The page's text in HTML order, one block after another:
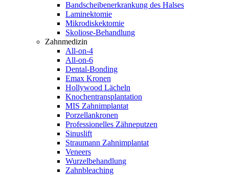
Bandscheibenerkrankung des Halses
Laminektomie
Mikrodiskektomie
Skoliose-Behandlung
Zahnmedizin
All-on-4
All-on-6
Dental-Bonding
Emax Kronen
Hollywood Lächeln
Knochentransplantation
MIS Zahnimplantat
Porzellankronen
Professionelles Zähneputzen
Sinuslift
Straumann Zahnimplantat
Veneers
Wurzelbehandlung
Zahnbleaching